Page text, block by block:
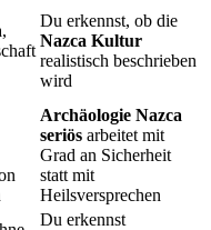
Du erkennst, ob die
Nazca Kultur
realistisch beschrieben
wird
Archäologie Nazca
seriös arbeitet mit
Grad an Sicherheit
statt mit
Heilsversprechen
Du erkennst